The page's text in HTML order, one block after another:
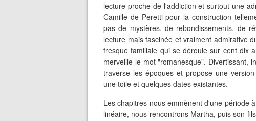
lecture proche de l'addiction et surtout une
Camille de Peretti pour la construction
pas de mystères, de rebondissements, de
lecture mais fascinée et vraiment admirative
fresque familiale qui se déroule sur cent dix
merveille le mot "romanesque". Divertissant,
traverse les époques et propose une
une toile et quelques dates existantes.
Les chapitres nous emmènent d'une période
linéaire, nous rencontrons Martha, puis son